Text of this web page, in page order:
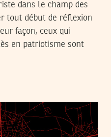
dans le champ des
tout début de réflexion
façon, ceux qui
en patriotisme sont